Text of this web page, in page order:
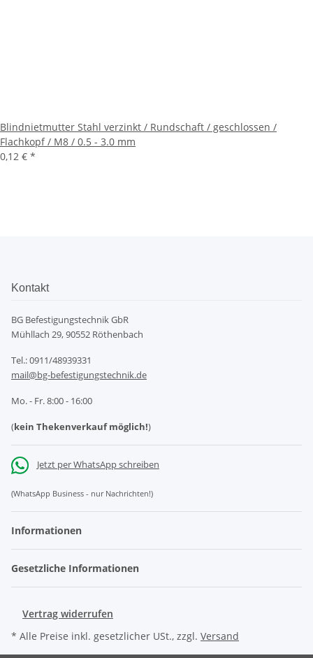
Blindnietmutter Stahl verzinkt / Rundschaft / geschlossen /
Flachkopf / M8 / 0.5 - 3.0 mm
0,12 € *
Kontakt
BG Befestigungstechnik GbR
Mühllach 29, 90552 Röthenbach
Tel.: 0911/48939331
mail@bg-befestigungstechnik.de
Mo. - Fr. 8:00 - 16:00
(kein Thekenverkauf möglich!)
Jetzt per WhatsApp schreiben
(WhatsApp Business - nur Nachrichten!)
Informationen
Gesetzliche Informationen
Vertrag widerrufen
* Alle Preise inkl. gesetzlicher USt., zzgl. Versand